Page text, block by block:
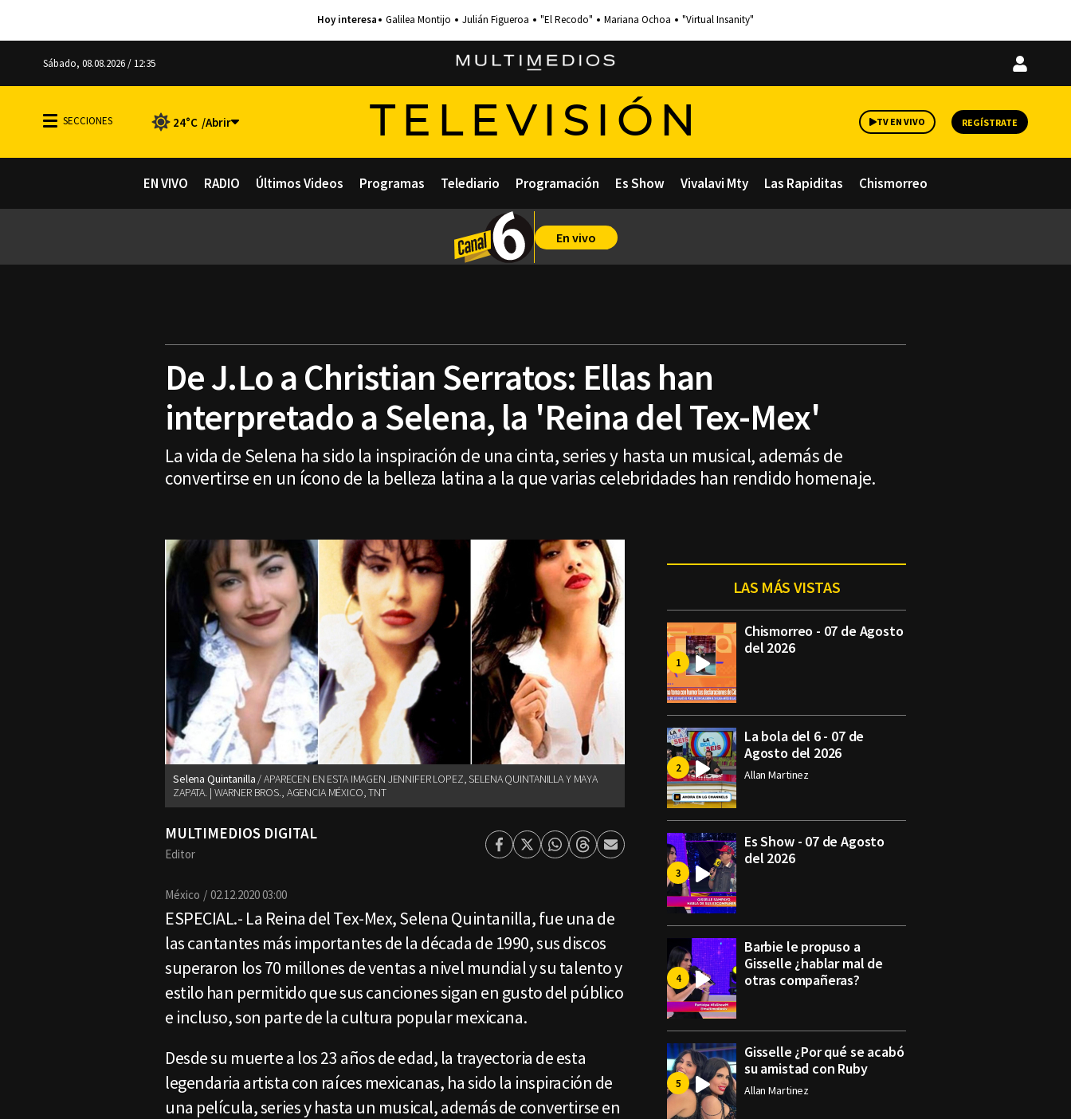
Galilea Montijo Julián Figueroa "El Recodo" Mariana Ochoa "Virtual Insanity"
Sábado, 08.08.2026 / 12:35
Iniciar
24°C TELEVISIÓN TV EN VIVO REGÍSTRATE
EN VIVO RADIO Últimos Videos Programas Telediario Programación Es Show Vivalavi Mty Las Rapiditas Chismorreo
En vivo
De J.Lo a Christian Serratos: Ellas han
interpretado a Selena, la 'Reina del Tex-Mex'
La vida de Selena ha sido la inspiración de una cinta, series y hasta un musical, además de
convertirse en un ícono de la belleza latina a la que varias celebridades han rendido homenaje.
Selena Quintanilla
APARECEN EN ESTA IMAGEN JENNIFER LOPEZ, SELENA QUINTANILLA Y MAYA
ZAPATA. | WARNER BROS., AGENCIA MÉXICO, TNT
MULTIMEDIOS DIGITAL
Editor Facebook
TwitterWhatsapp
ThreadsEnviar
México 02.12.2020 03:00
ESPECIAL.- La Reina del Tex-Mex, Selena Quintanilla, fue una de
las cantantes más importantes de la década de 1990, sus discos
superaron los 70 millones de ventas a nivel mundial y su talento y
estilo han permitido que sus canciones sigan en gusto del público
e incluso, son parte de la cultura popular mexicana.
Desde su muerte a los 23 años de edad, la trayectoria de esta
legendaria artista con raíces mexicanas, ha sido la inspiración de
una película, series y hasta un musical, además de convertirse en
LAS MÁS VISTAS
Chismorreo - 07 de Agosto
del 2026
La bola del 6 - 07 de
Agosto del 2026
Allan Martinez
Es Show - 07 de Agosto
del 2026
Barbie le propuso a
Gisselle ¿hablar mal de
otras compañeras?
Gisselle ¿Por qué se acabó
su amistad con Ruby
Allan Martinez